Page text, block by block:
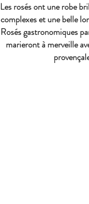
Les rosés ont une robe
complexes et une belle
Rosés gastronomiques
marieront à merveille